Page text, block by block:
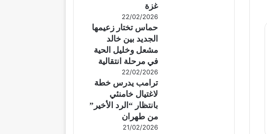
غزة
22/02/2026
حماس تختار زعيمها
الجديد بين خالد
مشعل وخليل الحية
في مرحلة انتقالية
22/02/2026
ترامب يدرس خطة
لاغتيال خامنئي
بانتظار “الرد الأخير”
من طهران
21/02/2026